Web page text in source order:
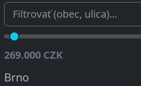
269.000 CZK
Brno